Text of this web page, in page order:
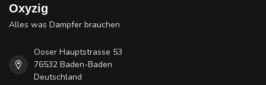
Oxyzig
Alles was Dampfer brauchen
Ooser Hauptstrasse 53
76532 Baden-Baden
Deutschland